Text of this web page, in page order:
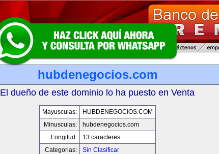
hubdenegocios.com
El dueño de este dominio lo ha puesto en Venta
Mayusculas:
HUBDENEGOCIOS.COM
Minusculas:
hubdenegocios.com
Longitud:
13 caracteres
Categorias:
Sin Clasificar